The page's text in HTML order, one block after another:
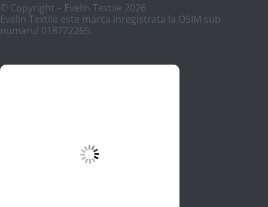
© Copyright – Evelin Textile 2026
Evelin Textile este marca inregistrata la OSIM sub
numarul 018772265.